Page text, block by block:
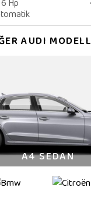
AUDI
A4 SEDAN